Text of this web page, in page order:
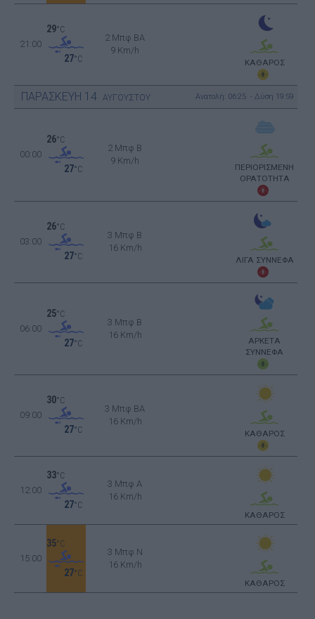
21:00
29°C
27°C
2 Μπφ BA
9 Km/h
ΚΑΘΑΡΟΣ
ΠΑΡΑΣΚΕΥΗ 14 ΑΥΓΟΥΣΤΟΥ Ανατολή: 06:25 - Δύση 19:59
00:00
26°C
27°C
2 Μπφ B
9 Km/h
ΠΕΡΙΟΡΙΣΜΕΝΗ
ΟΡΑΤΟΤΗΤΑ
03:00
26°C
27°C
3 Μπφ B
16 Km/h
ΛΙΓΑ ΣΥΝΝΕΦΑ
06:00
25°C
27°C
3 Μπφ B
16 Km/h
ΑΡΚΕΤΑ
ΣΥΝΝΕΦΑ
09:00
30°C
27°C
3 Μπφ BA
16 Km/h
ΚΑΘΑΡΟΣ
12:00
33°C
27°C
3 Μπφ Α
16 Km/h
ΚΑΘΑΡΟΣ
15:00
35°C
27°C
3 Μπφ N
16 Km/h
ΚΑΘΑΡΟΣ